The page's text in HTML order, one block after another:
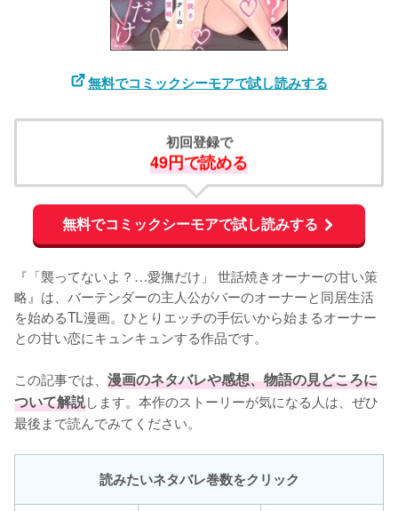
無料でコミックシーモアで試し読みする
初回登録で
49円で読める
無料でコミックシーモアで試し読みする
『「襲ってないよ？…愛撫だけ」 世話焼きオーナーの甘い策
略』は、バーテンダーの主人公がバーのオーナーと同居生活
を始めるTL漫画。ひとりエッチの手伝いから始まるオーナー
との甘い恋にキュンキュンする作品です。
この記事では、 漫画のネタバレや感想、物語の見どころに
ついて解説します。本作のストーリーが気になる人は、ぜひ
最後まで読んでみてください。
読みたいネタバレ巻数をクリック